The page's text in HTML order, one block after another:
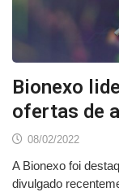
Bionexo
ofertas de
08/02/2022
A Bionexo foi
divulgado